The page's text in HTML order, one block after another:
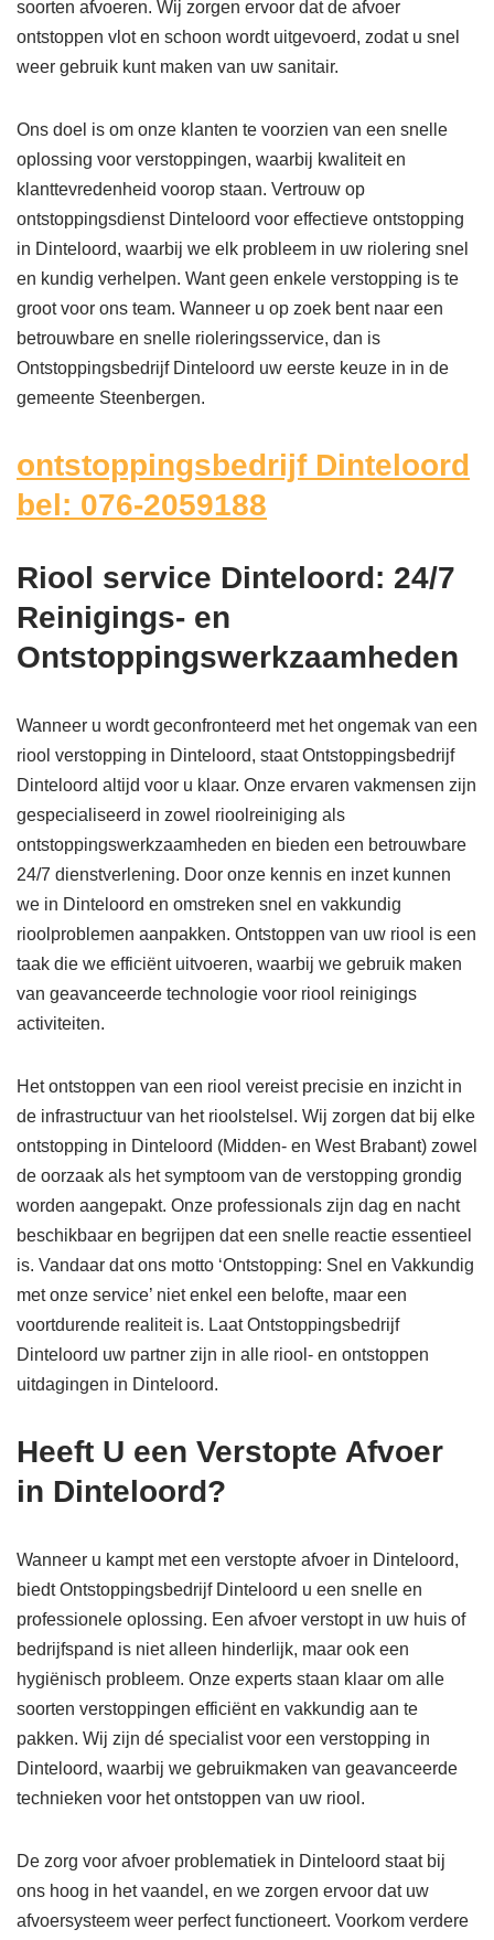
soorten afvoeren. Wij zorgen ervoor dat de afvoer
ontstoppen vlot en schoon wordt uitgevoerd, zodat u snel
weer gebruik kunt maken van uw sanitair.
Ons doel is om onze klanten te voorzien van een snelle
oplossing voor verstoppingen, waarbij kwaliteit en
klanttevredenheid voorop staan. Vertrouw op
ontstoppingsdienst Dinteloord voor effectieve ontstopping
in Dinteloord, waarbij we elk probleem in uw riolering snel
en kundig verhelpen. Want geen enkele verstopping is te
groot voor ons team. Wanneer u op zoek bent naar een
betrouwbare en snelle rioleringsservice, dan is
Ontstoppingsbedrijf Dinteloord uw eerste keuze in in de
gemeente Steenbergen.
ontstoppingsbedrijf Dinteloord
bel: 076-2059188
Riool service Dinteloord: 24/7
Reinigings- en
Ontstoppingswerkzaamheden
Wanneer u wordt geconfronteerd met het ongemak van een
riool verstopping in Dinteloord, staat Ontstoppingsbedrijf
Dinteloord altijd voor u klaar. Onze ervaren vakmensen zijn
gespecialiseerd in zowel rioolreiniging als
ontstoppingswerkzaamheden en bieden een betrouwbare
24/7 dienstverlening. Door onze kennis en inzet kunnen
we in Dinteloord en omstreken snel en vakkundig
rioolproblemen aanpakken. Ontstoppen van uw riool is een
taak die we efficiënt uitvoeren, waarbij we gebruik maken
van geavanceerde technologie voor riool reinigings
activiteiten.
Het ontstoppen van een riool vereist precisie en inzicht in
de infrastructuur van het rioolstelsel. Wij zorgen dat bij elke
ontstopping in Dinteloord (Midden- en West Brabant) zowel
de oorzaak als het symptoom van de verstopping grondig
worden aangepakt. Onze professionals zijn dag en nacht
beschikbaar en begrijpen dat een snelle reactie essentieel
is. Vandaar dat ons motto ‘Ontstopping: Snel en Vakkundig
met onze service’ niet enkel een belofte, maar een
voortdurende realiteit is. Laat Ontstoppingsbedrijf
Dinteloord uw partner zijn in alle riool- en ontstoppen
uitdagingen in Dinteloord.
Heeft U een Verstopte Afvoer
in Dinteloord?
Wanneer u kampt met een verstopte afvoer in Dinteloord,
biedt Ontstoppingsbedrijf Dinteloord u een snelle en
professionele oplossing. Een afvoer verstopt in uw huis of
bedrijfspand is niet alleen hinderlijk, maar ook een
hygiënisch probleem. Onze experts staan klaar om alle
soorten verstoppingen efficiënt en vakkundig aan te
pakken. Wij zijn dé specialist voor een verstopping in
Dinteloord, waarbij we gebruikmaken van geavanceerde
technieken voor het ontstoppen van uw riool.
De zorg voor afvoer problematiek in Dinteloord staat bij
ons hoog in het vaandel, en we zorgen ervoor dat uw
afvoersysteem weer perfect functioneert. Voorkom verdere